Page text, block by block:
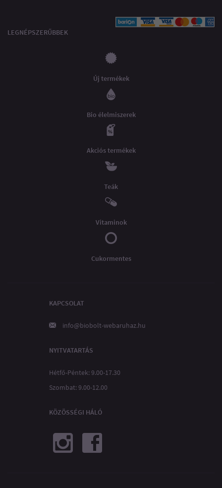
LEGNÉPSZERŰBBEK
Új termékek
Bio élelmiszerek
Akciós termékek
Teák
Vitaminok
Cukormentes
KAPCSOLAT
info@biobolt-webaruhaz.hu
NYITVATARTÁS
Hétfő-Péntek: 9.00-17.30
Szombat: 9.00-12.00
KÖZÖSSÉGI HÁLÓ